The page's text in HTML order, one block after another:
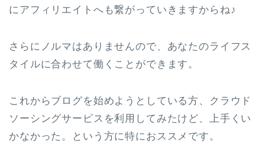
にアフィリエイトへも繋がっていきますからね♪
さらにノルマはありませんので、あなたのライフス
タイルに合わせて働くことができます。
これからブログを始めようとしている方、クラウド
ソーシングサービスを利用してみたけど、上手くい
かなかった。という方に特におススメです。